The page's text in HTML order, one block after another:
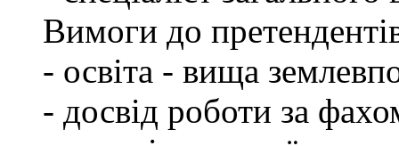
Вимоги до
- освіта - вища
- досвід роботи за